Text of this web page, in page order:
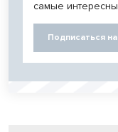
самые
Подписаться